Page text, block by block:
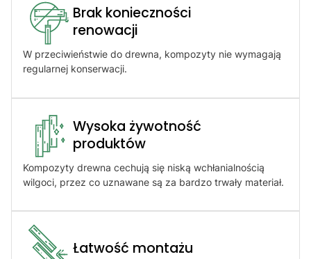
Brak konieczności
renowacji​
W przeciwieństwie do drewna, kompozyty nie wymagają
regularnej konserwacji.
Wysoka żywotność
produktów​
Kompozyty drewna cechują się niską wchłanialnością
wilgoci, przez co uznawane są za bardzo trwały materiał.
Łatwość montażu​